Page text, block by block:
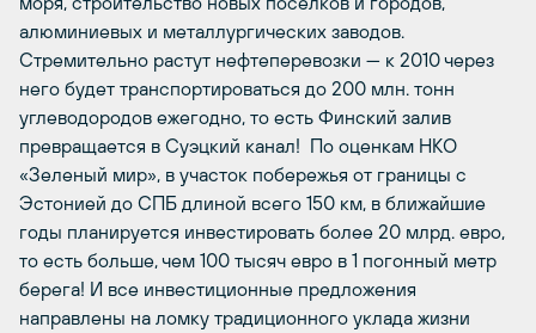
алюминиевых и металлургических заводов.
Стремительно растут нефтеперевозки — к 2010 через
него будет транспортироваться до 200 млн. тонн
углеводородов ежегодно, то есть Финский залив
превращается в Суэцкий канал! По оценкам НКО
«Зеленый мир», в участок побережья от границы с
Эстонией до СПБ длиной всего 150 км, в ближайшие
годы планируется инвестировать более 20 млрд. евро,
то есть больше, чем 100 тысяч евро в 1 погонный метр
берега! И все инвестиционные предложения
направлены на ломку традиционного уклада жизни